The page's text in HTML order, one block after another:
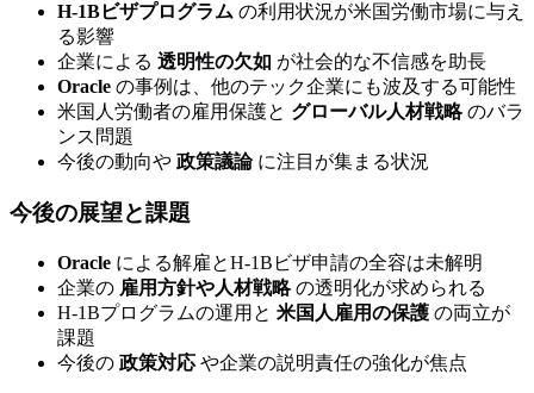
H-1Bビザプログラム の利用状況が米国労働市場に与え
る影響
企業による 透明性の欠如 が社会的な不信感を助長
Oracle の事例は、他のテック企業にも波及する可能性
米国人労働者の雇用保護と グローバル人材戦略のバラ
ンス問題
今後の動向や 政策議論に注目が集まる状況
今後の展望と課題
Oracle による解雇とH-1Bビザ申請の全容は未解明
企業の 雇用方針や人材戦略の透明化が求められる
H-1Bプログラムの運用と 米国人雇用の保護 の両立が
課題
今後の 政策対応 や企業の説明責任の強化が焦点